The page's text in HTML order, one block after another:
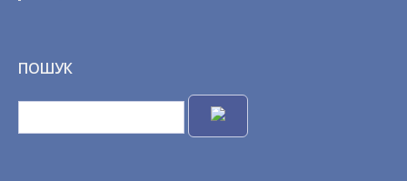
ПОШУК